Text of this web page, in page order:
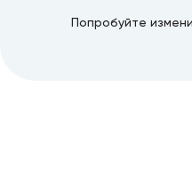
Попробуйте